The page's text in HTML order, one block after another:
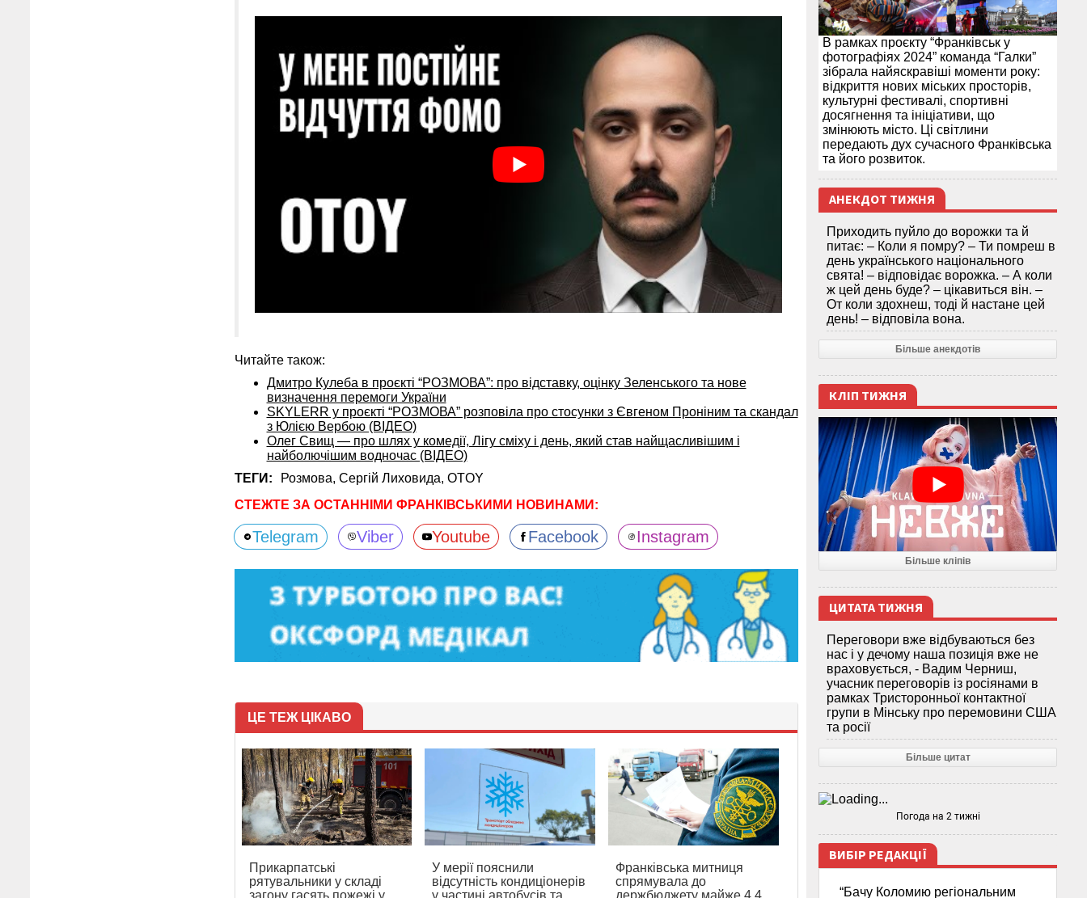
Читайте також:
Дмитро Кулеба в проєкті “РОЗМОВА”: про відставку, оцінку Зеленського та нове
визначення перемоги України
SKYLERR у проєкті “РОЗМОВА” розповіла про стосунки з Євгеном Проніним та скандал
з Юлією Вербою (ВІДЕО)
Олег Свищ — про шлях у комедії, Лігу сміху і день, який став найщасливішим і
найболючішим водночас (ВІДЕО)
ТЕГИ:
Розмова, Сергій Лиховида, OTOY
СТЕЖТЕ ЗА ОСТАННІМИ ФРАНКІВСЬКИМИ НОВИНАМИ:
Telegram Viber Youtube Facebook Instagram
ЦЕ ТЕЖ ЦІКАВО
Прикарпатські
рятувальники у складі
У мерії пояснили
відсутність кондиціонерів
Франківська митниця
спрямувала до
В рамках проєкту “Франківськ у
фотографіях 2024” команда “Галки”
зібрала найяскравіші моменти року:
відкриття нових міських просторів,
культурні фестивалі, спортивні
досягнення та ініціативи, що
змінюють місто. Ці світлини
передають дух сучасного Франківська
та його розвиток.
АНЕКДОТ ТИЖНЯ
Приходить пуйло до ворожки та й
питає: – Коли я помру? – Ти помреш в
день українського національного
свята! – відповідає ворожка. – А коли
ж цей день буде? – цікавиться він. –
От коли здохнеш, тоді й настане цей
день! – відповіла вона.
Більше анекдотів
КЛІП ТИЖНЯ
Більше кліпів
ЦИТАТА ТИЖНЯ
Переговори вже відбуваються без
нас і у дечому наша позиція вже не
враховується, - Вадим Черниш,
учасник переговорів із росіянами в
рамках Тристоронньої контактної
групи в Мінську про перемовини США
та росії
Більше цитат
Погода на 2 тижні
ВИБІР РЕДАКЦІЇ
“Бачу Коломию регіональним